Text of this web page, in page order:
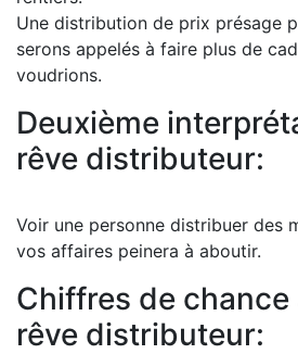
Une distribution de prix présage
serons appelés à faire plus de
voudrions.
Deuxième
rêve distributeur:
Voir une personne distribuer des
vos affaires peinera à aboutir.
Chiffres de chance
rêve distributeur: